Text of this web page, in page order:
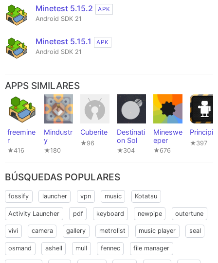
Minetest 5.15.2
APK
Android SDK 21
Minetest 5.15.1
APK
Android SDK 21
APPS SIMILARES
freemine
r
★416
Mindustr
y
★180
Cuberite
★96
Destinati
on Sol
★304
Mineswe
eper
★676
Principia
★397
BÚSQUEDAS POPULARES
fossify launcher vpn music Kotatsu
Activity Launcher pdf keyboard newpipe outertune
vivi camera gallery metrolist music player seal
osmand ashell mull fennec file manager